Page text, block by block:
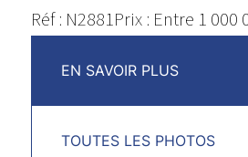
Réf : N2881Prix : Entre 1 000
EN SAVOIR PLUS
TOUTES LES PHOTOS